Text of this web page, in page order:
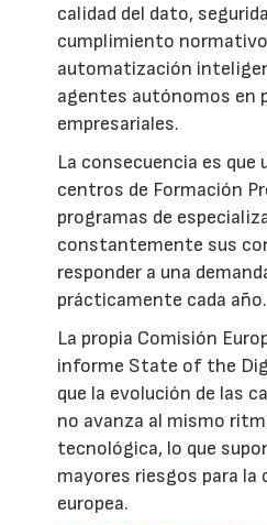
calidad del dato,
cumplimiento
automatización
agentes autónomos en
empresariales.
La consecuencia es que
centros de Formación
programas de
constantemente sus
responder a una
prácticamente cada año.
La propia Comisión
informe State of the
que la evolución de las
no avanza al mismo
tecnológica, lo que
mayores riesgos para
europea.